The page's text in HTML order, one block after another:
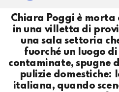
Chiara Poggi è
in una villetta di
una sala settoria
fuorché un luogo
contaminate, spugne
pulizie domestiche:
italiana, quando